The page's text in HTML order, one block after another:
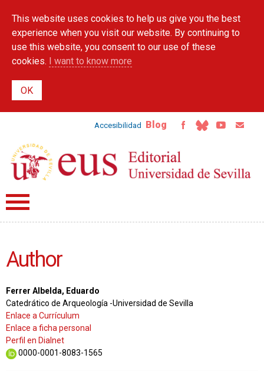
main
content
This website uses cookies to help us give you the best
experience when you visit our website. By continuing to
use this website, you consent to our use of these
cookies. I want to know more
Accesibilidad Blog
Author
Ferrer Albelda, Eduardo
Catedrático de Arqueología -Universidad de Sevilla
Enlace a Currículum
Enlace a ficha personal
Perfil en Dialnet
0000-0001-8083-1565